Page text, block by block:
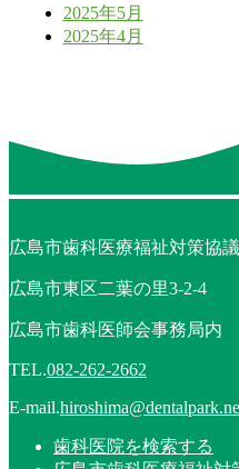
2025年5月
2025年4月
広島市歯科医療福祉対策協
広島市東区二葉の里3-2-4
広島市歯科医師会事務局内
TEL.082-262-2662
E-mail.
歯科医院を検索する